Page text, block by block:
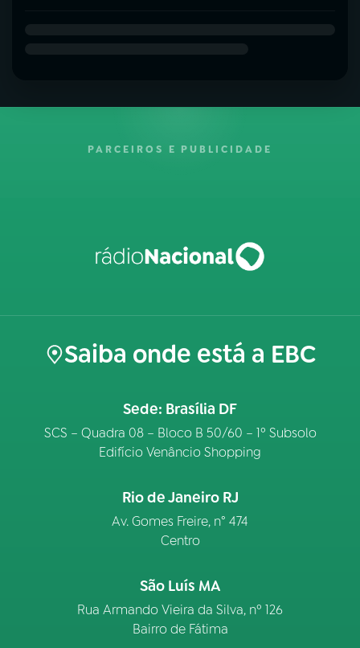
PARCEIROS E PUBLICIDADE
Saiba onde está a EBC
Sede: Brasília DF
SCS – Quadra 08 – Bloco B 50/60 – 1º Subsolo
Edifício Venâncio Shopping
Rio de Janeiro RJ
Av. Gomes Freire, n° 474
Centro
São Luís MA
Rua Armando Vieira da Silva, nº 126
Bairro de Fátima